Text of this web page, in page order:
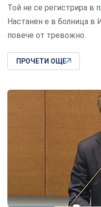
Той не се регистрира в
Настанен е в болница в
повече от тревожно.
ПРОЧЕТИ ОЩЕ